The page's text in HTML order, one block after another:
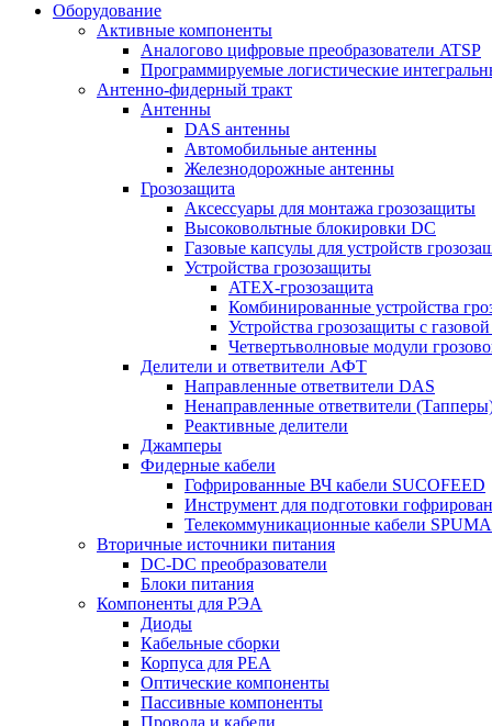
Оборудование
Активные компоненты
Аналогово цифровые преобразователи ATSP
Программируемые логистические
Антенно-фидерный тракт
Антенны
DAS антенны
Автомобильные антенны
Железнодорожные антенны
Грозозащита
Аксессуары для монтажа грозозащиты
Высоковольтные блокировки DC
Газовые капсулы для устройств
Устройства грозозащиты
ATEX-грозозащита
Комбинированные устройства
Устройства грозозащиты с
Четвертьволновые модули
Делители и ответвители АФТ
Направленные ответвители DAS
Ненаправленные ответвители
Реактивные делители
Джамперы
Фидерные кабели
Гофрированные ВЧ кабели SUCOFEED
Инструмент для подготовки
Телекоммуникационные кабели SPUMA
Вторичные источники питания
DC-DC преобразователи
Блоки питания
Компоненты для РЭА
Диоды
Кабельные сборки
Корпуса для РЕА
Оптические компоненты
Пассивные компоненты
Провода и кабели